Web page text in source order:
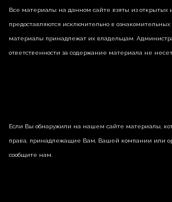
Все материалы на данном сайте взяты из открытых
предоставляются исключительно в
материалы принадлежат их владельцам.
ответственности за содержание материала не несет.
Если Вы обнаружили на нашем сайте материалы,
права, принадлежащие Вам, Вашей компании или
сообщите нам.